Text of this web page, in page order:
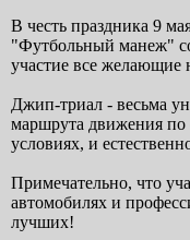
В честь праздника 9
"Футбольный манеж"
участие все желающие
Джип-триал - весьма
маршрута движения по
условиях, и
Примечательно, что
автомобилях и
лучших!